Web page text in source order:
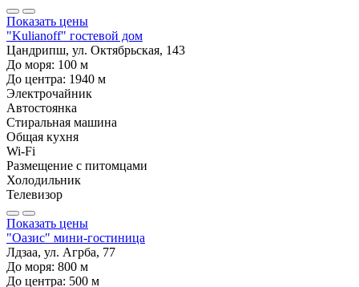
Показать цены
"Kulianoff" гостевой дом
Цандрипш, ул. Октябрьская, 143
До моря: 100 м
До центра: 1940 м
Электрочайник
Автостоянка
Стиральная машина
Общая кухня
Wi-Fi
Размещение с питомцами
Холодильник
Телевизор
Показать цены
"Оазис" мини-гостиница
Лдзаа, ул. Агрба, 77
До моря: 800 м
До центра: 500 м